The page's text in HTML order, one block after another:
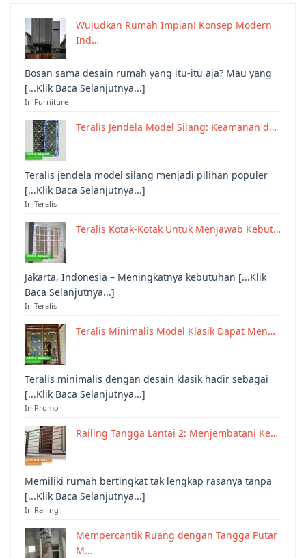
Wujudkan Rumah Impian! Konsep Modern
Ind…
Bosan sama desain rumah yang itu-itu aja? Mau yang
[...Klik Baca Selanjutnya...]
In Furniture
Teralis Jendela Model Silang: Keamanan d…
Teralis jendela model silang menjadi pilihan populer
[...Klik Baca Selanjutnya...]
In Teralis
Teralis Kotak-Kotak Untuk Menjawab Kebut…
Jakarta, Indonesia – Meningkatnya kebutuhan [...Klik
Baca Selanjutnya...]
In Teralis
Teralis Minimalis Model Klasik Dapat Men…
Teralis minimalis dengan desain klasik hadir sebagai
[...Klik Baca Selanjutnya...]
In Promo
Railing Tangga Lantai 2: Menjembatani Ke…
Memiliki rumah bertingkat tak lengkap rasanya tanpa
[...Klik Baca Selanjutnya...]
In Railing
Mempercantik Ruang dengan Tangga Putar
M…